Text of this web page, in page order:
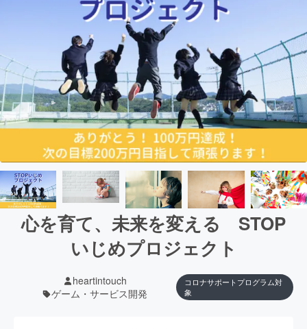
心を育て、未来を変える STOP
いじめプロジェクト
heartintouch
ゲーム・サービス開発
コロナサポートプログラム対
象